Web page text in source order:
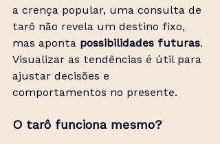
a crença popular, uma consulta de
tarô não revela um destino fixo,
mas aponta possibilidades futuras.
Visualizar as tendências é útil para
ajustar decisões e
comportamentos no presente.
O tarô funciona mesmo?